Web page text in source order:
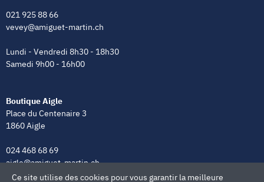
021 925 88 66
vevey@amiguet-martin.ch
Lundi - Vendredi 8h30 - 18h30
Samedi 9h00 - 16h00
Boutique Aigle
Place du Centenaire 3
1860 Aigle
024 468 68 69
aigle@amiguet-martin.ch
Ce site utilise des cookies pour vous garantir la meilleure